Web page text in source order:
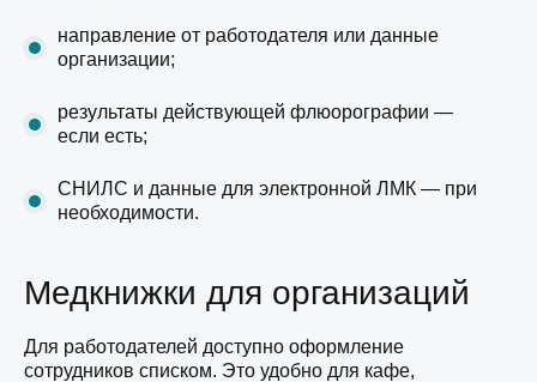
направление от работодателя или данные
организации;
результаты действующей флюорографии —
если есть;
СНИЛС и данные для электронной ЛМК — при
необходимости.
Медкнижки для организаций
Для работодателей доступно оформление
сотрудников списком. Это удобно для кафе,